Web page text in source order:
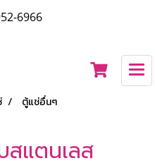
6966
ตู้แช่อื่นๆ
สแตนเลส